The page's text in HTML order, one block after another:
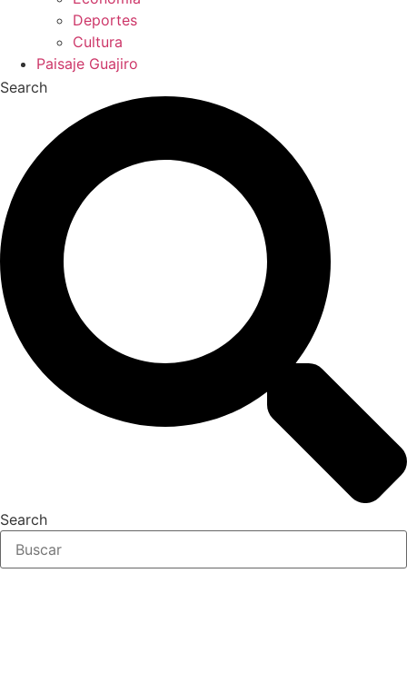
Deportes
Cultura
Paisaje Guajiro
Search
Search